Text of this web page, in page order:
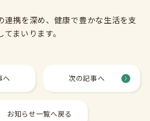
連携を深め、健康で豊かな生活を支
まいります。
へ 次の記事へ
お知らせ一覧へ戻る